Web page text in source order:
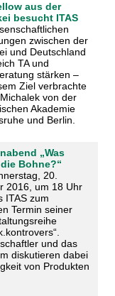
aus der
besucht ITAS
zwischen der
und Deutschland
TA und
stärken –
Ziel verbrachte
von der
Akademie
und Berlin.
„Was
Bohne?“
20.
2016, um 18 Uhr
ITAS zum
Termin seiner
und das
diskutieren dabei
von Produkten